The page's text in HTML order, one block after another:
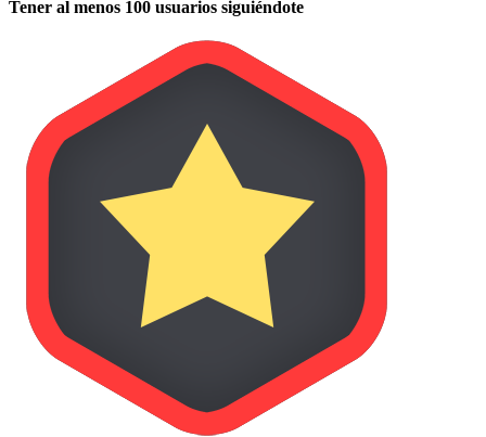
Tener al menos 100 usuarios siguiéndote